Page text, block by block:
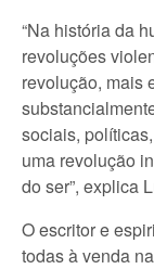
“Na história da
revoluções
revolução, mais
sociais,
uma revolução
do ser”, explica
O escritor e
todas à venda